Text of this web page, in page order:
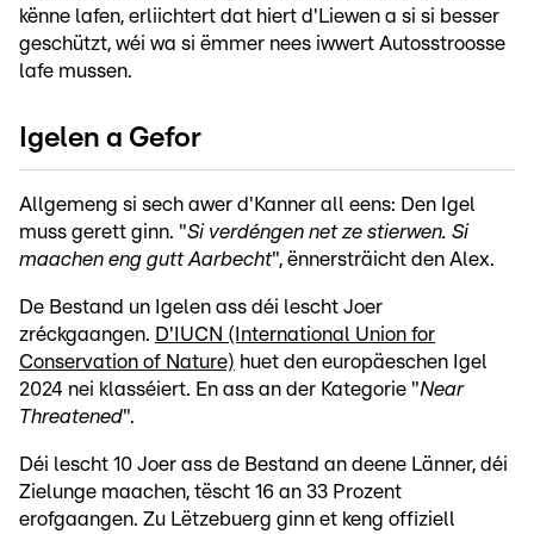
kënne lafen, erliichtert dat hiert d'Liewen a si si besser
geschützt, wéi wa si ëmmer nees iwwert Autosstroosse
lafe mussen.
Igelen a Gefor
Allgemeng si sech awer d'Kanner all eens: Den Igel
muss gerett ginn. "Si verdéngen net ze stierwen. Si
maachen eng gutt Aarbecht", ënnersträicht den Alex.
De Bestand un Igelen ass déi lescht Joer
zréckgaangen. D'IUCN (International Union for
Conservation of Nature) huet den europäeschen Igel
2024 nei klasséiert. En ass an der Kategorie "Near
Threatened".
Déi lescht 10 Joer ass de Bestand an deene Länner, déi
Zielunge maachen, tëscht 16 an 33 Prozent
erofgaangen. Zu Lëtzebuerg ginn et keng offiziell